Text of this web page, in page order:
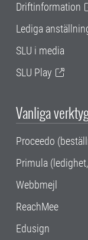
Driftinformation
Lediga
SLU i media
SLU Play
Vanliga
Proceedo
Primula
Webbmejl
ReachMee
Edusign